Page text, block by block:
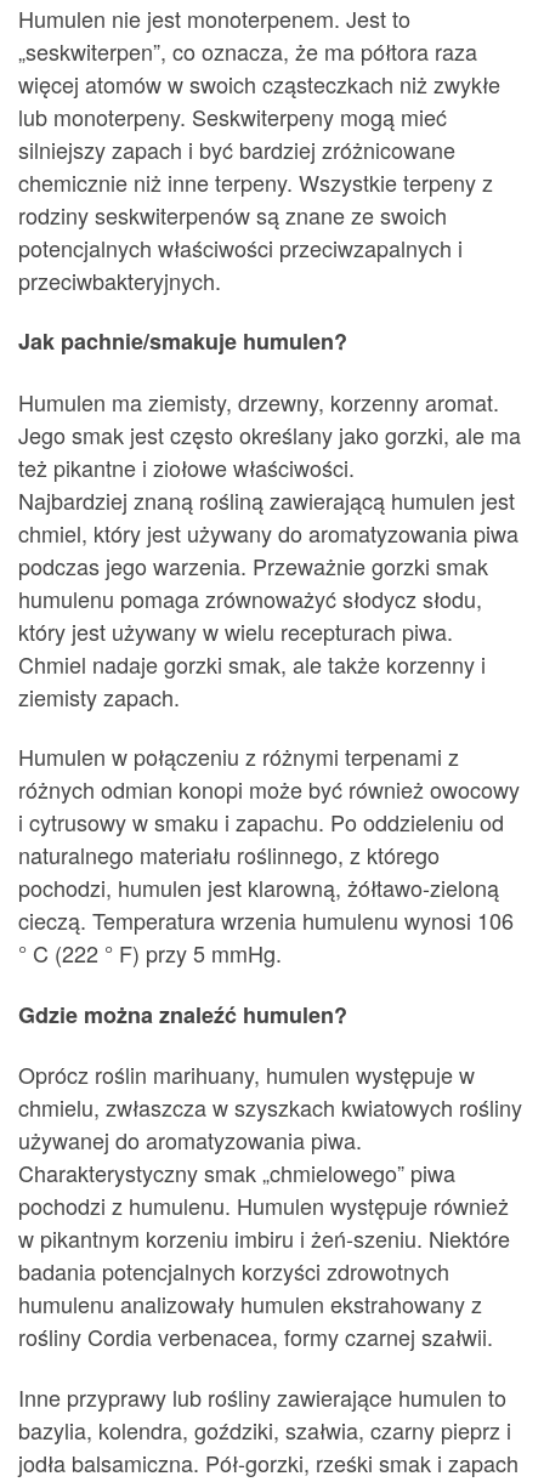
Humulen nie jest monoterpenem. Jest to
„seskwiterpen”, co oznacza, że ma półtora raza
więcej atomów w swoich cząsteczkach niż zwykłe
lub monoterpeny. Seskwiterpeny mogą mieć
silniejszy zapach i być bardziej zróżnicowane
chemicznie niż inne terpeny. Wszystkie terpeny z
rodziny seskwiterpenów są znane ze swoich
potencjalnych właściwości przeciwzapalnych i
przeciwbakteryjnych.
Jak pachnie/smakuje humulen?
Humulen ma ziemisty, drzewny, korzenny aromat.
Jego smak jest często określany jako gorzki, ale ma
też pikantne i ziołowe właściwości.
Najbardziej znaną rośliną zawierającą humulen jest
chmiel, który jest używany do aromatyzowania piwa
podczas jego warzenia. Przeważnie gorzki smak
humulenu pomaga zrównoważyć słodycz słodu,
który jest używany w wielu recepturach piwa.
Chmiel nadaje gorzki smak, ale także korzenny i
ziemisty zapach.
Humulen w połączeniu z różnymi terpenami z
różnych odmian konopi może być również owocowy
i cytrusowy w smaku i zapachu. Po oddzieleniu od
naturalnego materiału roślinnego, z którego
pochodzi, humulen jest klarowną, żółtawo-zieloną
cieczą. Temperatura wrzenia humulenu wynosi 106
° C (222 ° F) przy 5 mmHg.
Gdzie można znaleźć humulen?
Oprócz roślin marihuany, humulen występuje w
chmielu, zwłaszcza w szyszkach kwiatowych rośliny
używanej do aromatyzowania piwa.
Charakterystyczny smak „chmielowego” piwa
pochodzi z humulenu. Humulen występuje również
w pikantnym korzeniu imbiru i żeń-szeniu. Niektóre
badania potencjalnych korzyści zdrowotnych
humulenu analizowały humulen ekstrahowany z
rośliny Cordia verbenacea, formy czarnej szałwii.
Inne przyprawy lub rośliny zawierające humulen to
bazylia, kolendra, goździki, szałwia, czarny pieprz i
jodła balsamiczna. Pół-gorzki, rześki smak i zapach